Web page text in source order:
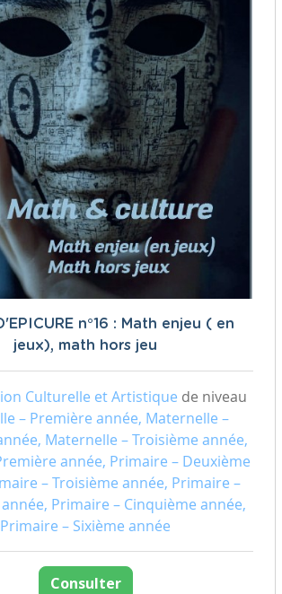
n°16 : Math enjeu ( en
jeux), math hors jeu
Culturelle et Artistique de niveau
– Première année, Maternelle –
Maternelle – Troisième année,
année, Primaire – Deuxième
– Troisième année, Primaire –
Primaire – Cinquième année,
Primaire – Sixième année
Consulter